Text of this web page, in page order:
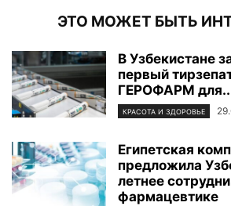
ЭТО МОЖЕТ БЫТЬ
В Узбекистане
первый
ГЕРОФАРМ
КРАСОТА И ЗДОРОВЬЕ
Египетская
предложила
летнее
фармацевтике